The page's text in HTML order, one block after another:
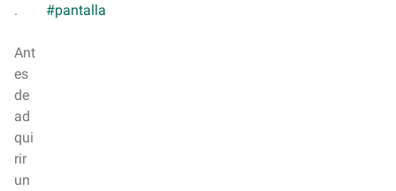
.
Ant
es
de
ad
qui
rir
un
#pantalla